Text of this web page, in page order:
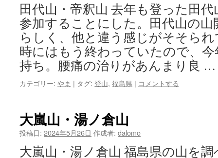
田代山・帝釈山 去年も登った田
参加することにした。田代山の
らしく、他と違う感じがそそら
時にはもう終わっていたので、
持ち。腰痛の治りがあんまり良
カテゴリー: やま | タグ: 登山, 福島県 | コメントする
大嵐山・湯ノ倉山
投稿日: 2024年5月26日 作成者: dalomo
大嵐山・湯ノ倉山 福島県の山を